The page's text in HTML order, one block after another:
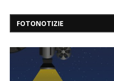
FOTONOTIZIE